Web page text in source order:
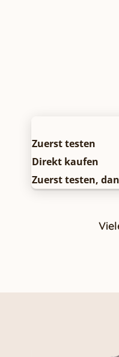
Zuerst testen
Direkt kaufen
Zuerst testen,